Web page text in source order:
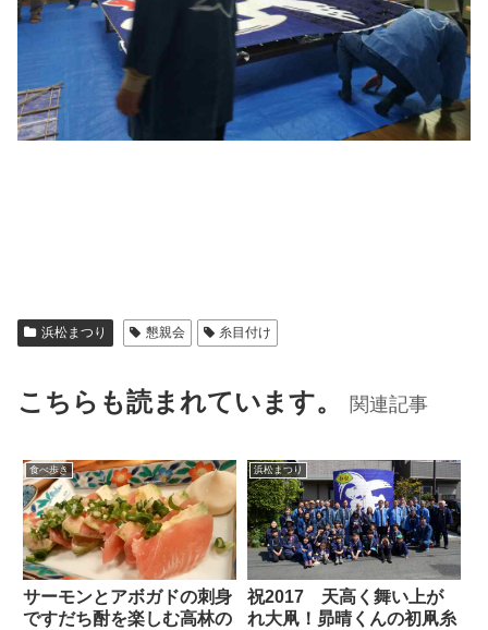
浜松まつり 懇親会 糸目付け
こちらも読まれています。 関連記事
食べ歩き
サーモンとアボガドの刺身
ですだち酎を楽しむ高林の
浜松まつり
祝2017 天高く舞い上が
れ大凧！昴晴くんの初凧糸